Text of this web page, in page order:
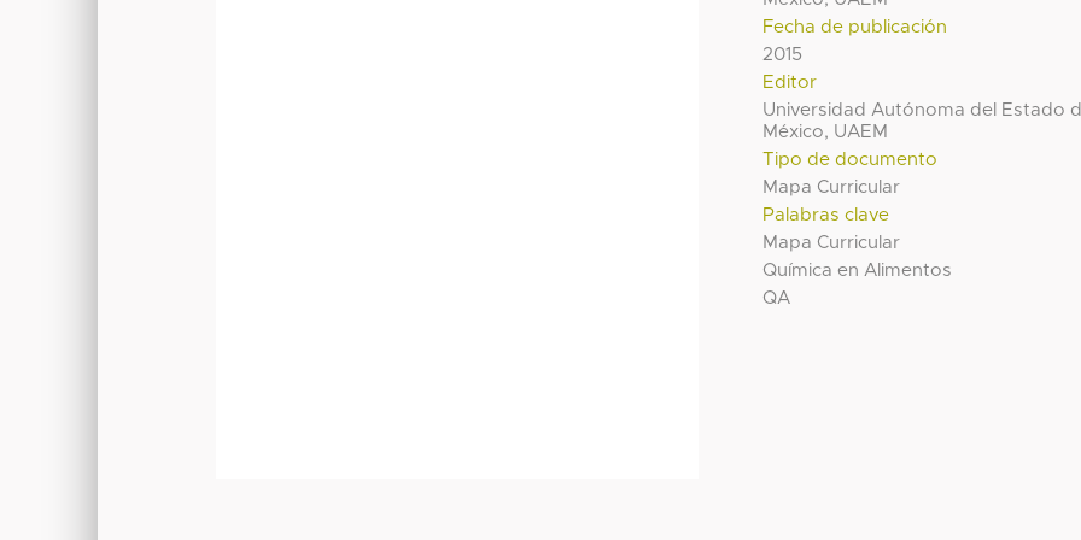
Fecha de publicación
2015
Editor
Universidad Autónoma del Estado
México, UAEM
Tipo de documento
Mapa Curricular
Palabras clave
Mapa Curricular
Química en Alimentos
QA